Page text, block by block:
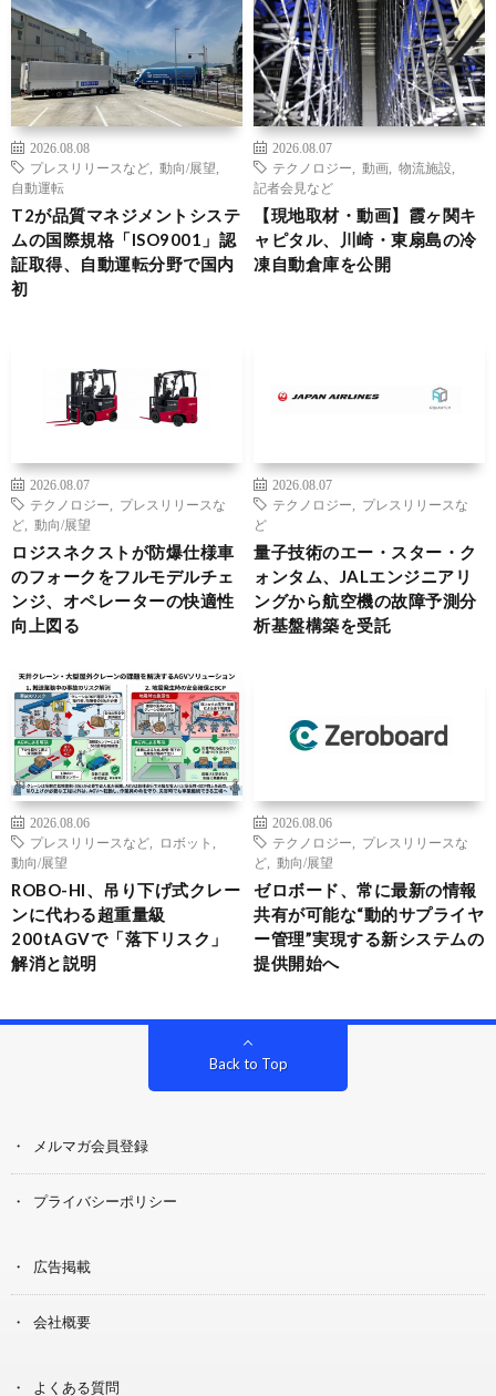
2026.08.08
プレスリリースなど
動向/展望
自動運転
T2が品質マネジメントシステ
ムの国際規格「ISO9001」認
証取得、自動運転分野で国内
初
2026.08.07
テクノロジー
動画 物流施設
記者会見など
【現地取材・動画】霞ヶ関キ
ャピタル、川崎・東扇島の冷
凍自動倉庫を公開
2026.08.07
テクノロジー
プレスリリースな
ど
動向/展望
ロジスネクストが防爆仕様車
のフォークをフルモデルチェ
ンジ、オペレーターの快適性
向上図る
2026.08.07
テクノロジー
プレスリリースな
ど
量子技術のエー・スター・ク
ォンタム、JALエンジニアリ
ングから航空機の故障予測分
析基盤構築を受託
2026.08.06
プレスリリースなど
ロボット
動向/展望
ROBO-HI、吊り下げ式クレー
ンに代わる超重量級
200tAGVで「落下リスク」
解消と説明
2026.08.06
テクノロジー
プレスリリースな
ど
動向/展望
ゼロボード、常に最新の情報
共有が可能な“動的サプライヤ
ー管理”実現する新システムの
提供開始へ
Back to Top
メルマガ会員登録
プライバシーポリシー
広告掲載
会社概要
よくある質問